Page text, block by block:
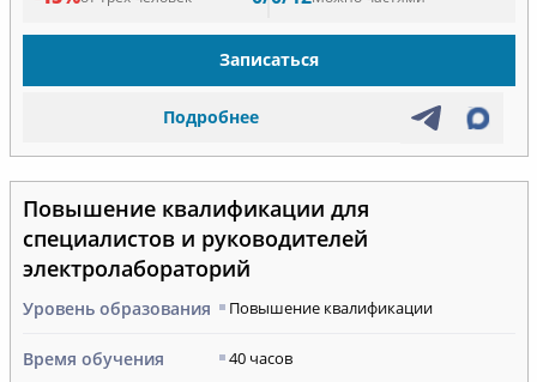
Записаться
Подробнее
Повышение квалификации для
специалистов и руководителей
электролабораторий
Уровень образования Повышение квалификации
Время обучения 40 часов